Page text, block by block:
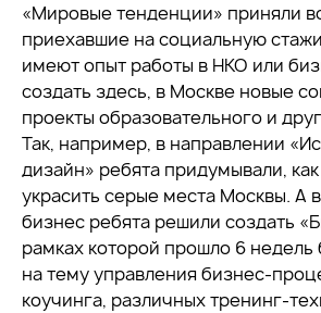
«Мировые тенденции» приняли
приехавшие на социальную
имеют опыт работы в НКО или
создать здесь, в Москве новые
проекты образовательного и
Так, например, в направлении
дизайн» ребята придумывали,
украсить серые места Москвы. А
бизнес ребята решили создать
рамках которой прошло 6
на тему управления бизнес-
коучинга, различных тренинг-